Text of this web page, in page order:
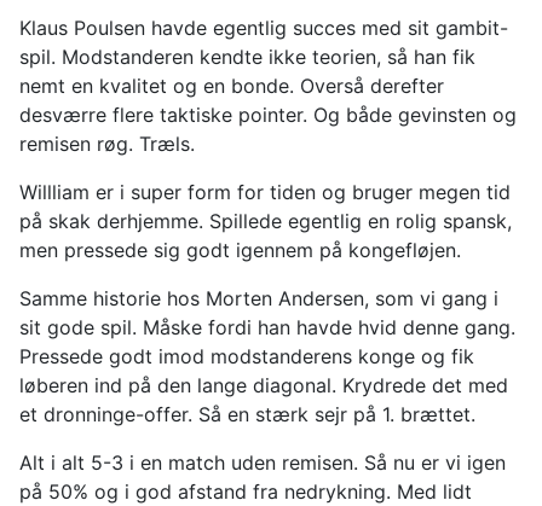
Klaus Poulsen havde egentlig succes med sit gambit-
spil. Modstanderen kendte ikke teorien, så han fik
nemt en kvalitet og en bonde. Overså derefter
desværre flere taktiske pointer. Og både gevinsten og
remisen røg. Træls.
Willliam er i super form for tiden og bruger megen tid
på skak derhjemme. Spillede egentlig en rolig spansk,
men pressede sig godt igennem på kongefløjen.
Samme historie hos Morten Andersen, som vi gang i
sit gode spil. Måske fordi han havde hvid denne gang.
Pressede godt imod modstanderens konge og fik
løberen ind på den lange diagonal. Krydrede det med
et dronninge-offer. Så en stærk sejr på 1. brættet.
Alt i alt 5-3 i en match uden remisen. Så nu er vi igen
på 50% og i god afstand fra nedrykning. Med lidt